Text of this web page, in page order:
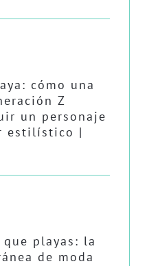
cómo una
Z
un personaje
estilístico |
que playas: la
de moda